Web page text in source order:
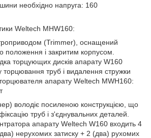
необхідно напруга: 160
Weltech MHW160:
(Trimmer), оснащений
положення і закритим корпусом.
торцующих дисків апарату W160
труб і видалення стружки
торцювателя апарату Weltech MWH160:
володіє посиленою конструкцією, що
труб і з'єднувальних деталей.
апарату Weltech W160 входить 4
нерухомих затиску + 2 (два) рухомих